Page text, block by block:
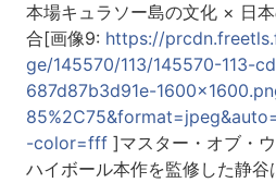
本場キュラソー島の文化 × 日
合[画像9: https://
ge/145570/113/145570-113-
687d87b3d91e-
-color=fff]マスター・オブ・
ハイボール本作を監修した静